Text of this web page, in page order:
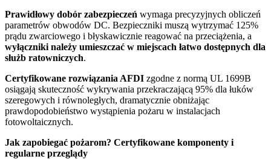
Prawidłowy dobór zabezpieczeń wymaga precyzyjnych obliczeń
parametrów obwodów DC. Bezpieczniki muszą wytrzymać 125%
prądu zwarciowego i błyskawicznie reagować na przeciążenia, a
wyłączniki należy umieszczać w miejscach łatwo dostępnych dla
służb ratowniczych.
Certyfikowane rozwiązania AFDI zgodne z normą UL 1699B
osiągają skuteczność wykrywania przekraczającą 95% dla łuków
szeregowych i równoległych, dramatycznie obniżając
prawdopodobieństwo wystąpienia pożaru w instalacjach
fotowoltaicznych.
Jak zapobiegać pożarom? Certyfikowane komponenty i
regularne przeglądy